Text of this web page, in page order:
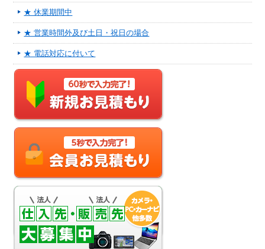
★ 休業期間中
★ 営業時間外及び土日・祝日の場合
★ 電話対応に付いて